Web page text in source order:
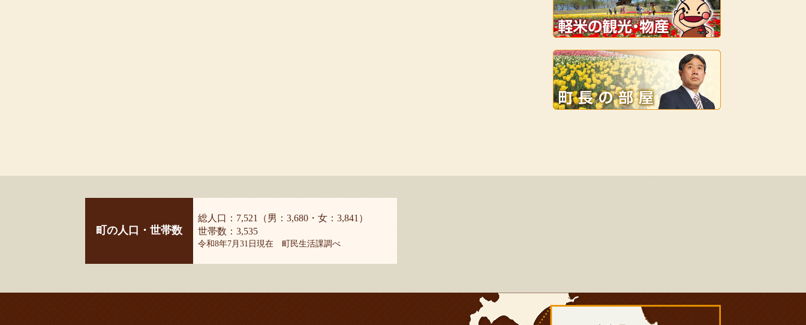
町の人口・世帯数
総人口：7,521（男：3,680・女：3,841）
世帯数：3,535
令和8年7月31日現在 町民生活課調べ